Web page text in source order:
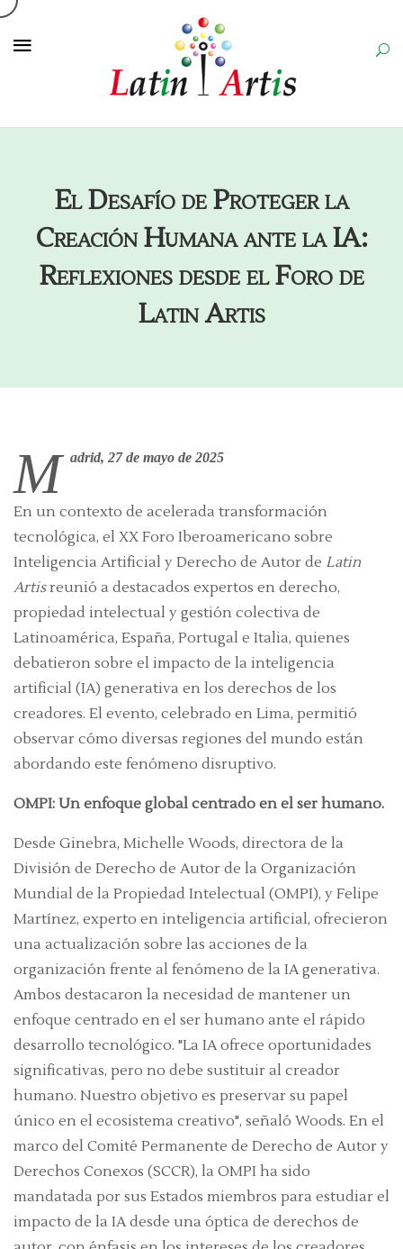
El Desafío de Proteger la
Creación Humana ante la IA:
Reflexiones desde el Foro de
Latin Artis
M adrid, 27 de mayo de 2025
En un contexto de acelerada transformación
tecnológica, el XX Foro Iberoamericano sobre
Inteligencia Artificial y Derecho de Autor de Latin
Artisreunió a destacados expertos en derecho,
propiedad intelectual y gestión colectiva de
Latinoamérica, España, Portugal e Italia, quienes
debatieron sobre el impacto de la inteligencia
artificial (IA) generativa en los derechos de los
creadores. El evento, celebrado en Lima, permitió
observar cómo diversas regiones del mundo están
abordando este fenómeno disruptivo.
OMPI: Un enfoque global centrado en el ser humano.
Desde Ginebra, Michelle Woods, directora de la
División de Derecho de Autor de la Organización
Mundial de la Propiedad Intelectual (OMPI), y Felipe
Martínez, experto en inteligencia artificial, ofrecieron
una actualización sobre las acciones de la
organización frente al fenómeno de la IA generativa.
Ambos destacaron la necesidad de mantener un
enfoque centrado en el ser humano ante el rápido
desarrollo tecnológico. "La IA ofrece oportunidades
significativas, pero no debe sustituir al creador
humano. Nuestro objetivo es preservar su papel
único en el ecosistema creativo", señaló Woods. En el
marco del Comité Permanente de Derecho de Autor y
Derechos Conexos (SCCR), la OMPI ha sido
mandatada por sus Estados miembros para estudiar el
impacto de la IA desde una óptica de derechos de